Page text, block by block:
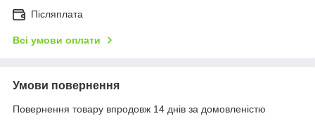
Післяплата
Всі умови оплати
Умови повернення
Повернення товару впродовж 14 днів за домовленістю